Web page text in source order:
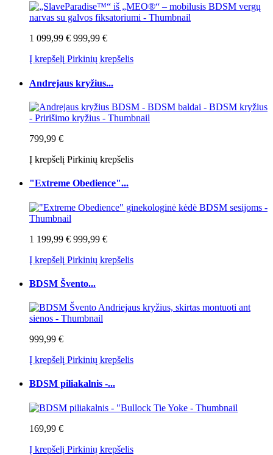
1 099,99 € 999,99 €
Į krepšelį Pirkinių krepšelis
Andrejaus kryžius...
799,99 €
Į krepšelį Pirkinių krepšelis
"Extreme Obedience"...
1 199,99 € 999,99 €
Į krepšelį Pirkinių krepšelis
BDSM Švento...
999,99 €
Į krepšelį Pirkinių krepšelis
BDSM piliakalnis -...
169,99 €
Į krepšelį Pirkinių krepšelis